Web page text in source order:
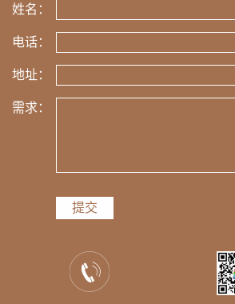
姓名：
电话：
地址：
需求：
提交